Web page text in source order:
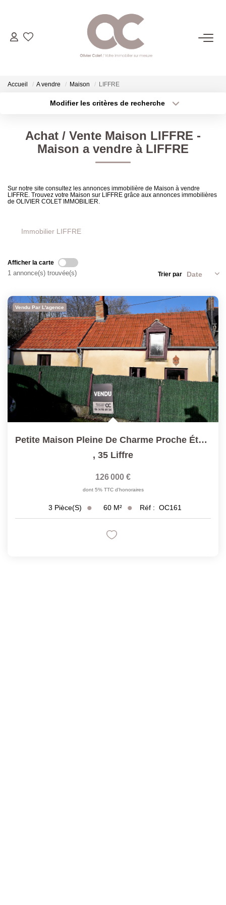
06.14.98.69.34
ACHETER
ESTIMER
CONTACT
Accueil A vendre Maison LIFFRE
Modifier les critères de recherche
Sélectionnez...
Type de bien
Surface min
Créer une alerte
Achat / Vente Maison LIFFRE -
Maison a vendre à LIFFRE
Sur notre site consultez les annonces immobilière de Maison à vendre
LIFFRE. Trouvez votre Maison sur LIFFRE grâce aux annonces immobilières
de OLIVIER COLET IMMOBILIER.
Immobilier LIFFRE
Afficher la carte
1 annonce(s) trouvée(s) Trier par
Vendu Par L'agence
Petite Maison Pleine De Charme Proche Étang De Liffré
, 35 Liffre
126 000 €
dont 5% TTC d'honoraires
3 Pièce(s) 60 M² Réf : OC161